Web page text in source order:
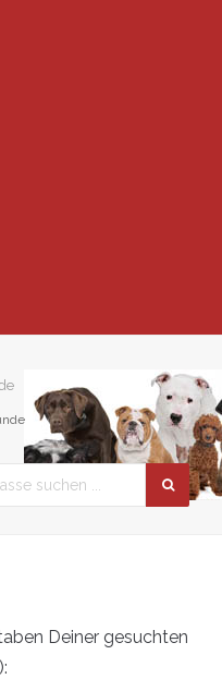
Deiner gesuchten